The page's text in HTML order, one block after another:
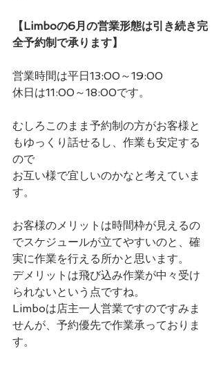
【Limboの6月の営業形態は引き続き完
全予約制で承ります】
営業時間は平日13:00～19:00
休日は11:00～18:00です。
むしろこのまま予約制の方がお客様と
もゆっくり話せるし、作業も安定する
ので
お互い様で宜しいのかなと考えていま
す。
お客様のメリットは時間枠が見えるの
でスケジュールが立てやすいのと、確
実に作業を行える所かと思います。
デメリットは飛び込み作業が中々受け
られないという点ですね。
Limboは店主一人営業ですのですみま
せんが、予約優先で作業承っておりま
す。